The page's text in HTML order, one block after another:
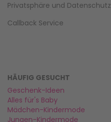
Privatsphäre und Datenschutz
Callback Service
HÄUFIG GESUCHT
Geschenk-Ideen
Alles für's Baby
Mädchen-Kindermode
Jungen-Kindermode